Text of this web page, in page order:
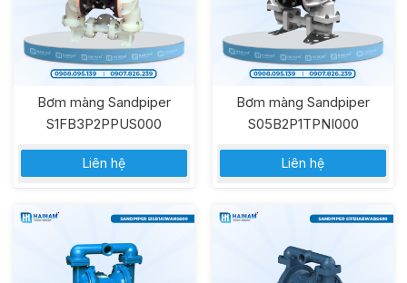
Bơm màng Sandpiper
S1FB3P2PPUS000
Liên hệ
Bơm màng Sandpiper
S05B2P1TPNI000
Liên hệ